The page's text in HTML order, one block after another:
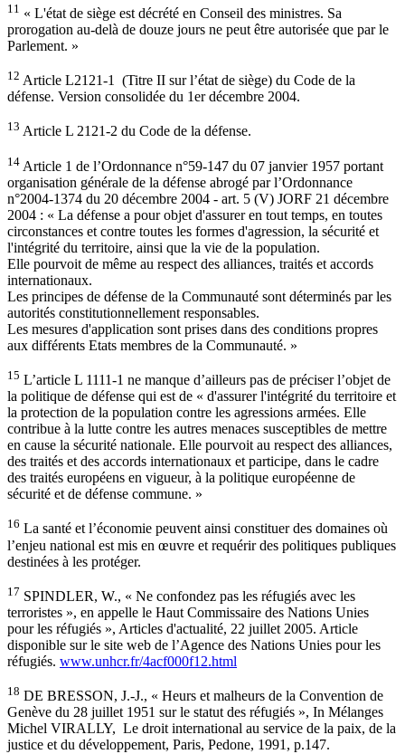
11 « L'état de siège est décrété en Conseil des ministres. Sa
prorogation au-delà de douze jours ne peut être autorisée que par le
Parlement. »
12 Article L2121-1 (Titre II sur l’état de siège) du Code de la
défense. Version consolidée du 1er décembre 2004.
13 Article L 2121-2 du Code de la défense.
14 Article 1 de l’Ordonnance n°59-147 du 07 janvier 1957 portant
organisation générale de la défense abrogé par l’Ordonnance
n°2004-1374 du 20 décembre 2004 - art. 5 (V) JORF 21 décembre
2004 : « La défense a pour objet d'assurer en tout temps, en toutes
circonstances et contre toutes les formes d'agression, la sécurité et
l'intégrité du territoire, ainsi que la vie de la population.
Elle pourvoit de même au respect des alliances, traités et accords
internationaux.
Les principes de défense de la Communauté sont déterminés par les
autorités constitutionnellement responsables.
Les mesures d'application sont prises dans des conditions propres
aux différents Etats membres de la Communauté. »
15 L’article L 1111-1 ne manque d’ailleurs pas de préciser l’objet de
la politique de défense qui est de « d'assurer l'intégrité du territoire et
la protection de la population contre les agressions armées. Elle
contribue à la lutte contre les autres menaces susceptibles de mettre
en cause la sécurité nationale. Elle pourvoit au respect des alliances,
des traités et des accords internationaux et participe, dans le cadre
des traités européens en vigueur, à la politique européenne de
sécurité et de défense commune. »
16 La santé et l’économie peuvent ainsi constituer des domaines où
l’enjeu national est mis en œuvre et requérir des politiques publiques
destinées à les protéger.
17 SPINDLER, W., « Ne confondez pas les réfugiés avec les
terroristes », en appelle le Haut Commissaire des Nations Unies
pour les réfugiés », Articles d'actualité, 22 juillet 2005. Article
disponible sur le site web de l’Agence des Nations Unies pour les
réfugiés. www.unhcr.fr/4acf000f12.html
18 DE BRESSON, J.-J., « Heurs et malheurs de la Convention de
Genève du 28 juillet 1951 sur le statut des réfugiés », In Mélanges
Michel VIRALLY, Le droit international au service de la paix, de la
justice et du développement, Paris, Pedone, 1991, p.147.